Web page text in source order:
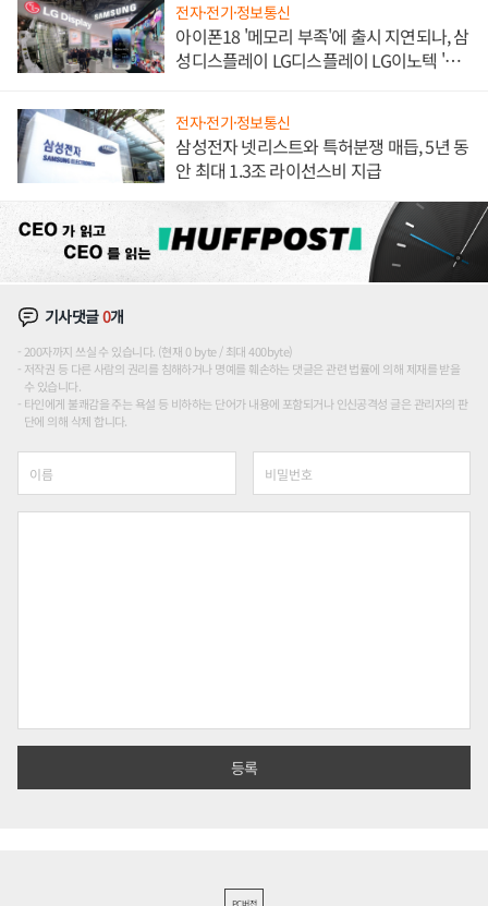
전자·전기·정보통신
아이폰18 '메모리 부족'에 출시 지연되나, 삼
성디스플레이 LG디스플레이 LG이노텍 '탈
전자·전기·정보통신
삼성전자 넷리스트와 특허분쟁 매듭, 5년 동
안 최대 1.3조 라이선스비 지급
기사댓글0개
200자까지 쓰실 수 있습니다. (현재 0 byte / 최대 400byte)
저작권 등 다른 사람의 권리를 침해하거나 명예를 훼손하는 댓글은 관련 법률에 의해 제재를 받을
수 있습니다.
타인에게 불쾌감을 주는 욕설 등 비하하는 단어가 내용에 포함되거나 인신공격성 글은 관리자의 판
단에 의해 삭제 합니다.
PC버전